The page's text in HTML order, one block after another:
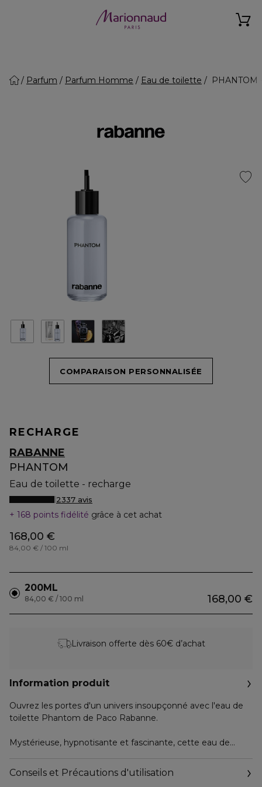
Parfum Parfum Homme Eau de toilette PHANTOM
COMPARAISON PERSONNALISÉE
RECHARGE
RABANNE
PHANTOM
Eau de toilette - recharge
2337 avis
168 points fidélité grâce à cet achat
168,00 €
84,00 € / 100 ml
200ML
168,00 €
84,00 € / 100 ml
Livraison offerte dès 60€ d’achat
Information produit
Ouvrez les portes d'un univers insoupçonné avec l'eau de
toilette Phantom de Paco Rabanne.
Mystérieuse, hypnotisante et fascinante, cette eau de
piquant vivifiant du citron, contrastant subtilement avec
une fragrance lavande sophistiquée.
Conseils et Précautions d'utilisation